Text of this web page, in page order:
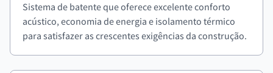
Sistema de batente que oferece excelente conforto
acústico, economia de energia e isolamento térmico
para satisfazer as crescentes exigências da construção.